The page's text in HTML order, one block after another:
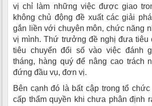
vị chỉ làm những việc được giao
không chủ động đề xuất các giải
gắn liền với chuyên môn, chức năng
vị mình. Thứ trưởng đề nghị đưa tiêu
tiêu chuyển đổi số vào việc đánh
tháng, hàng quý để nâng cao trách
đứng đầu vụ, đơn vị.
Bên cạnh đó là bất cập trong tổ
cấp thẩm quyền khi chưa phân định